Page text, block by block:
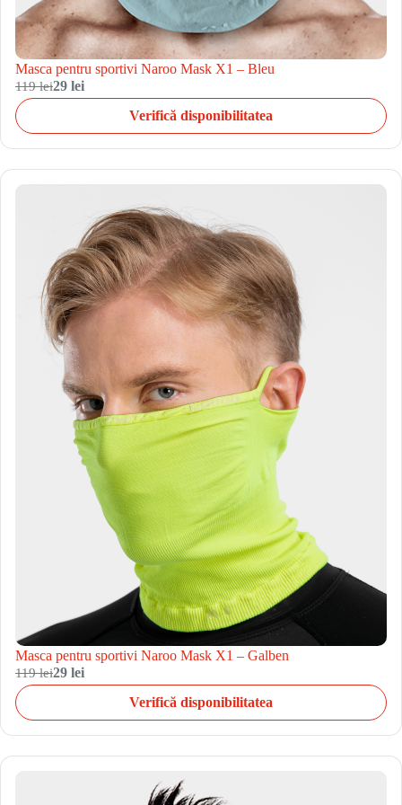
Masca pentru sportivi Naroo Mask X1 – Bleu
119 lei29 lei
Verifică disponibilitatea
Masca pentru sportivi Naroo Mask X1 – Galben
119 lei29 lei
Verifică disponibilitatea